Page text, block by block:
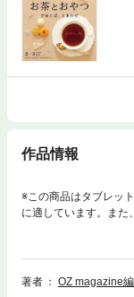
作品情報
※この商品はタブレッ
に適しています。また
ト、検索、辞書の参
い下町さんぽ」特集
ー(R)が誕生から10年
ローな時間を感じられ
著者
OZ magazine